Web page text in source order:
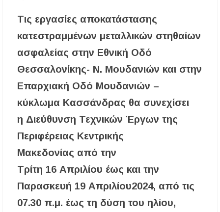
οινοτουρισμού σε Ηνωμένο Βασίλειο και
Αυστραλία
Χαλκιδική: Πυρκαγιά σε γαλλική θαλαμηγό
στη Λατούρα Αγίου Νικολάου – Άμεση
ΑΠ. ΠΑΝΑΣ: «Η ΧΑΛΚΙΔΙΚΗ ΧΡΕΙΑΖΕΤΑΙ
ΔΙΑΒΡΩΣΗ, ΟΧΙ ΑΠΟΣΠΑΣΜΑΤΙΚΕΣ
ΠΑΡΕΜΒΑΣΕΙΣ
Το πρώτο Puppy Yoga έρχεται στην Χαλκιδική!
Αριστοτέλη – Ποιες ειδικότητες ζητούνται
Χαλκιδική: Συνελήφθη 46χρονος επειδή
επέτρεψε στον ανήλικο γιο του να οδηγήσει
τζετ σκι
Τις εργασίες αποκατάστασης
κατεστραμμένων μεταλλικών στηθαίων
ασφαλείας στην Εθνική Οδό
Θεσσαλονίκης- Ν. Μουδανιών και στην
Επαρχιακή Οδό Μουδανιών –
κύκλωμα Κασσάνδρας θα συνεχίσει
η Διεύθυνση Τεχνικών Έργων της
Περιφέρειας Κεντρικής
Μακεδονίας από την
Τρίτη 16 Απριλίου έως και την
Παρασκευή 19 Απριλίου2024, από τις
07.30 π.μ. έως τη δύση του ηλίου,